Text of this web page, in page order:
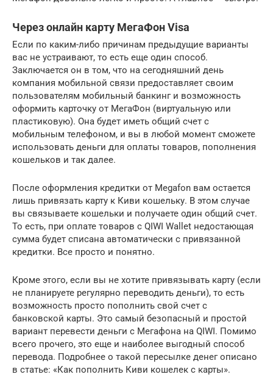
Через онлайн карту МегаФон Visa
Если по каким-либо причинам предыдущие варианты
вас не устраивают, то есть еще один способ.
Заключается он в том, что на сегодняшний день
компания мобильной связи предоставляет своим
пользователям мобильный банкинг и возможность
оформить карточку от МегаФон (виртуальную или
пластиковую). Она будет иметь общий счет с
мобильным телефоном, и вы в любой момент сможете
использовать деньги для оплаты товаров, пополнения
кошельков и так далее.
После оформления кредитки от Megafon вам остается
лишь привязать карту к Киви кошельку. В этом случае
вы связываете кошельки и получаете один общий счет.
То есть, при оплате товаров с QIWI Wallet недостающая
сумма будет списана автоматически с привязанной
кредитки. Все просто и понятно.
Кроме этого, если вы не хотите привязывать карту (если
не планируете регулярно переводить деньги), то есть
возможность просто пополнить свой счет с
банковской карты. Это самый безопасный и простой
вариант перевести деньги с Мегафона на QIWI. Помимо
всего прочего, это еще и наиболее выгодный способ
перевода. Подробнее о такой пересылке денег описано
в статье: «Как пополнить Киви кошелек с карты».